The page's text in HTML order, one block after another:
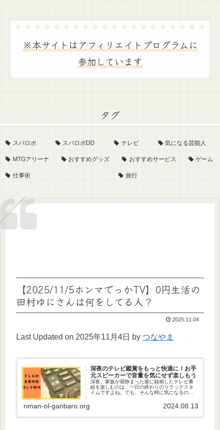
※本サイトはアフィリエイトプログラムに
参加しています
タグ
スパロボ スパロボDD テレビ 気になる芸能人
MTGアリーナ おすすめグッズ おすすめサービス ゲーム
仕事術 旅行
【2025/11/5ホンマでっかTV】0円生活の
田村ゆにさんは何をしてる人？
2025.11.04
Last Updated on 2025年11月4日 by つなやま
深夜のテレビ鑑賞をもっと快適に！お手
元スピーカーで音量を気にせず楽しもう
深夜、家族が寝静まった後に録画したテレビ番
組を楽しむのは、一日の終わりのリラックスタ
イムですよね。でも、そんな時に気になるのが
音を小さくしすぎて、せっかくの番組が聞こえ
にくくなったりしていませんか？...
riman-ol-ganbaro.org 2024.08.13